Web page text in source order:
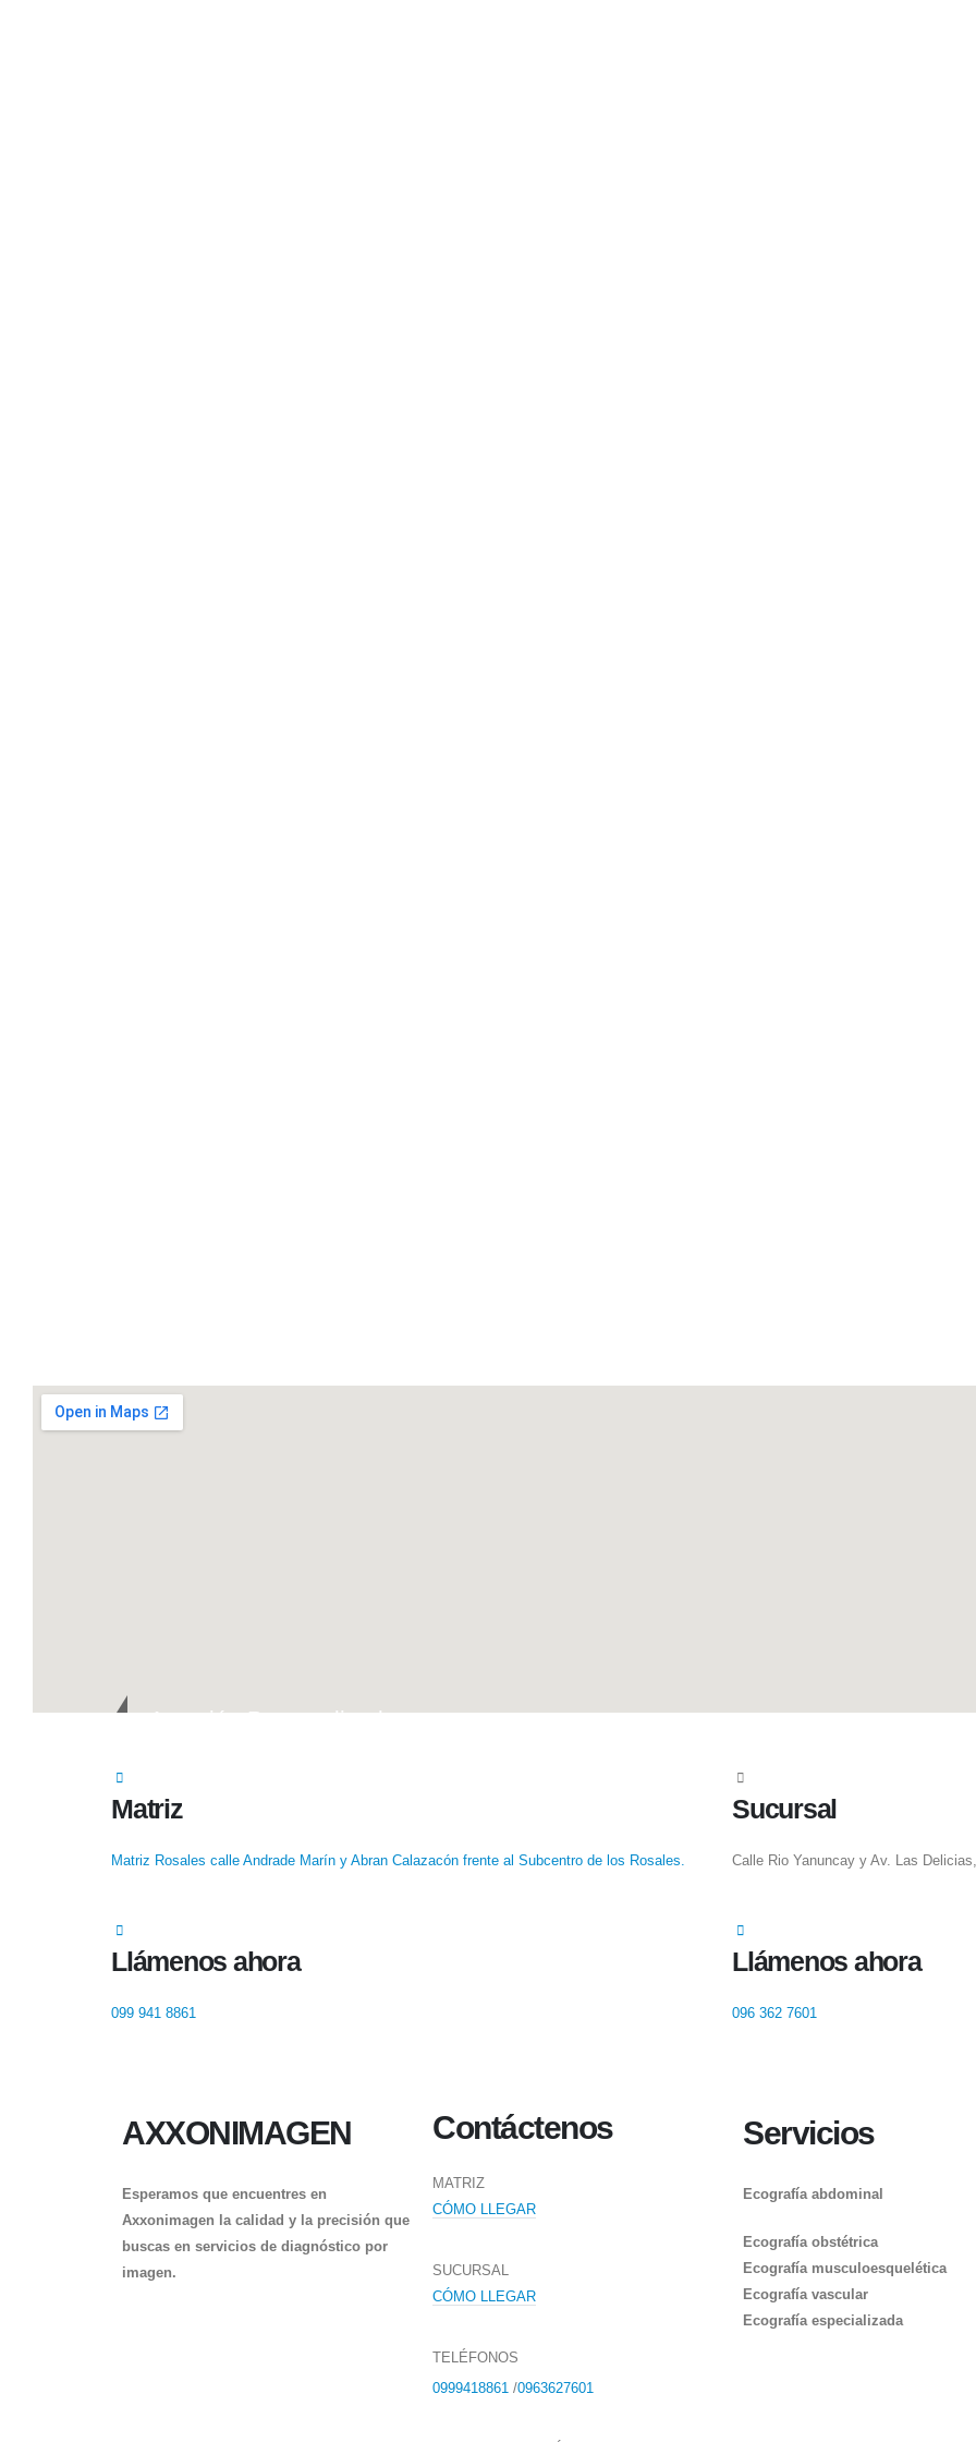
Atención Personalizada
Matriz
Matriz Rosales calle Andrade Marín y Abran Calazacón frente al Subcentro de los Rosales.
Llámenos ahora
099 941 8861‬
Sucursal
Calle Rio Yanuncay y Av. Las
Llámenos ahora
096 362 7601
AXXONIMAGEN
Esperamos que encuentres en
Axxonimagen la calidad y la precisión que
buscas en servicios de diagnóstico por
imagen.
Contáctenos
MATRIZ
CÓMO LLEGAR
SUCURSAL
CÓMO LLEGAR
TELÉFONOS
0999418861 /0963627601
Servicios
Ecografía abdominal
Ecografía obstétrica
Ecografía musculoesquelética
Ecografía vascular
Ecografía especializada